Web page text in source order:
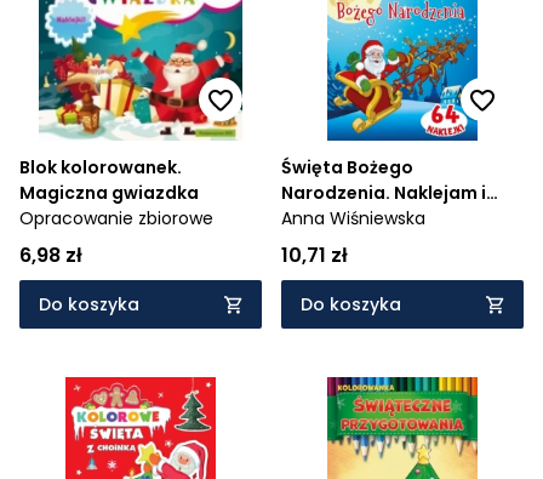
Blok kolorowanek.
Magiczna gwiazdka
Opracowanie zbiorowe
6,98 zł
Do koszyka
Święta Bożego
Narodzenia. Naklejam i
koloruję
Anna Wiśniewska
10,71 zł
Do koszyka